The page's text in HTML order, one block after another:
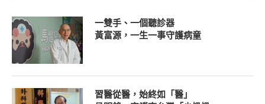
一雙手、一個聽診器
黃富源，一生一事守護病童
習醫從醫，始終如「醫」